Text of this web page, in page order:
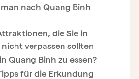
nach Quang Binh
die Sie in
verpassen sollten
Quang Binh zu essen?
für die Erkundung